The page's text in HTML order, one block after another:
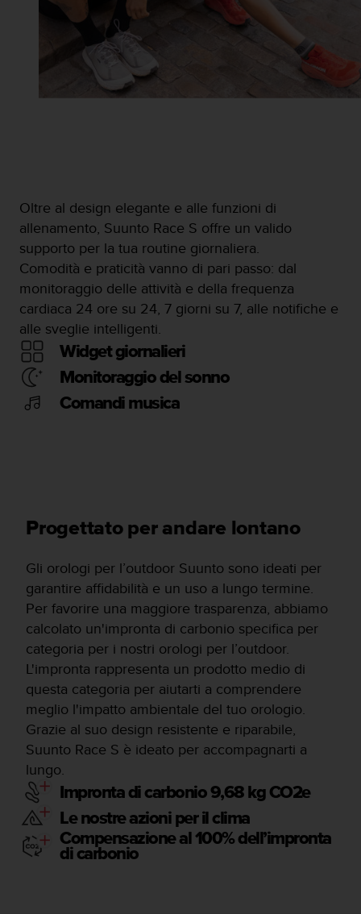
Oltre al design elegante e alle funzioni di
allenamento, Suunto Race S offre un valido
supporto per la tua routine giornaliera.
Comodità e praticità vanno di pari passo: dal
monitoraggio delle attività e della frequenza
cardiaca 24 ore su 24, 7 giorni su 7, alle notifiche e
alle sveglie intelligenti.
Widget giornalieri
Monitoraggio del sonno
Comandi musica
Progettato per andare lontano
Gli orologi per l’outdoor Suunto sono ideati per
garantire affidabilità e un uso a lungo termine.
Per favorire una maggiore trasparenza, abbiamo
calcolato un'impronta di carbonio specifica per
categoria per i nostri orologi per l’outdoor.
L'impronta rappresenta un prodotto medio di
questa categoria per aiutarti a comprendere
meglio l'impatto ambientale del tuo orologio.
Grazie al suo design resistente e riparabile,
Suunto Race S è ideato per accompagnarti a
lungo.
Impronta di carbonio 9,68 kg CO2e
Le nostre azioni per il clima
Compensazione al 100% dell’impronta
di carbonio